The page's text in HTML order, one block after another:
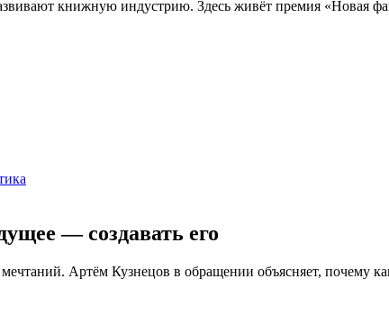
книжную индустрию. Здесь живёт премия «Новая
—создавать его
Артём Кузнецов в обращении объясняет, почему как